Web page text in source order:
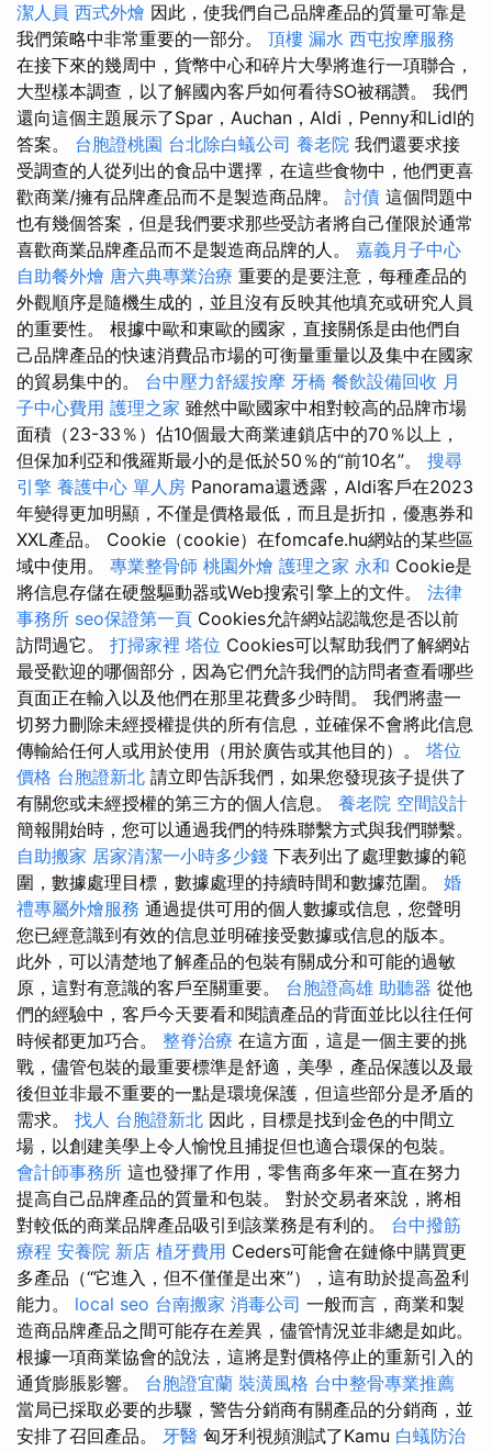
潔人員 西式外燴 因此，使我們自己品牌產品的質量可靠是
我們策略中非常重要的一部分。 頂樓 漏水 西屯按摩服務
在接下來的幾周中，貨幣中心和碎片大學將進行一項聯合，
大型樣本調查，以了解國內客戶如何看待SO被稱讚。 我們
還向這個主題展示了Spar，Auchan，Aldi，Penny和Lidl的
答案。 台胞證桃園 台北除白蟻公司 養老院 我們還要求接
受調查的人從列出的食品中選擇，在這些食物中，他們更喜
歡商業/擁有品牌產品而不是製造商品牌。 討債 這個問題中
也有幾個答案，但是我們要求那些受訪者將自己僅限於通常
喜歡商業品牌產品而不是製造商品牌的人。 嘉義月子中心
自助餐外燴 唐六典專業治療 重要的是要注意，每種產品的
外觀順序是隨機生成的，並且沒有反映其他填充或研究人員
的重要性。 根據中歐和東歐的國家，直接關係是由他們自
己品牌產品的快速消費品市場的可衡量重量以及集中在國家
的貿易集中的。 台中壓力舒緩按摩 牙橋 餐飲設備回收 月
子中心費用 護理之家 雖然中歐國家中相對較高的品牌市場
面積（23-33％）佔10個最大商業連鎖店中的70％以上，
但保加利亞和俄羅斯最小的是低於50％的“前10名”。 搜尋
引擎 養護中心 單人房 Panorama還透露，Aldi客戶在2023
年變得更加明顯，不僅是價格最低，而且是折扣，優惠券和
XXL產品。 Cookie（cookie）在fomcafe.hu網站的某些區
域中使用。 專業整骨師 桃園外燴 護理之家 永和 Cookie是
將信息存儲在硬盤驅動器或Web搜索引擎上的文件。 法律
事務所 seo保證第一頁 Cookies允許網站認識您是否以前
訪問過它。 打掃家裡 塔位 Cookies可以幫助我們了解網站
最受歡迎的哪個部分，因為它們允許我們的訪問者查看哪些
頁面正在輸入以及他們在那里花費多少時間。 我們將盡一
切努力刪除未經授權提供的所有信息，並確保不會將此信息
傳輸給任何人或用於使用（用於廣告或其他目的）。 塔位
價格 台胞證新北 請立即告訴我們，如果您發現孩子提供了
有關您或未經授權的第三方的個人信息。 養老院 空間設計
簡報開始時，您可以通過我們的特殊聯繫方式與我們聯繫。
自助搬家 居家清潔一小時多少錢 下表列出了處理數據的範
圍，數據處理目標，數據處理的持續時間和數據范圍。 婚
禮專屬外燴服務 通過提供可用的個人數據或信息，您聲明
您已經意識到有效的信息並明確接受數據或信息的版本。
此外，可以清楚地了解產品的包裝有關成分和可能的過敏
原，這對有意識的客戶至關重要。 台胞證高雄 助聽器 從他
們的經驗中，客戶今天要看和閱讀產品的背面並比以往任何
時候都更加巧合。 整脊治療 在這方面，這是一個主要的挑
戰，儘管包裝的最重要標準是舒適，美學，產品保護以及最
後但並非最不重要的一點是環境保護，但這些部分是矛盾的
需求。 找人 台胞證新北 因此，目標是找到金色的中間立
場，以創建美學上令人愉悅且捕捉但也適合環保的包裝。
會計師事務所 這也發揮了作用，零售商多年來一直在努力
提高自己品牌產品的質量和包裝。 對於交易者來說，將相
對較低的商業品牌產品吸引到該業務是有利的。 台中撥筋
療程 安養院 新店 植牙費用 Ceders可能會在鏈條中購買更
多產品（“它進入，但不僅僅是出來”），這有助於提高盈利
能力。 local seo 台南搬家 消毒公司 一般而言，商業和製
造商品牌產品之間可能存在差異，儘管情況並非總是如此。
根據一項商業協會的說法，這將是對價格停止的重新引入的
通貨膨脹影響。 台胞證宜蘭 裝潢風格 台中整骨專業推薦
當局已採取必要的步驟，警告分銷商有關產品的分銷商，並
安排了召回產品。 牙醫 匈牙利視頻測試了Kamu 白蟻防治